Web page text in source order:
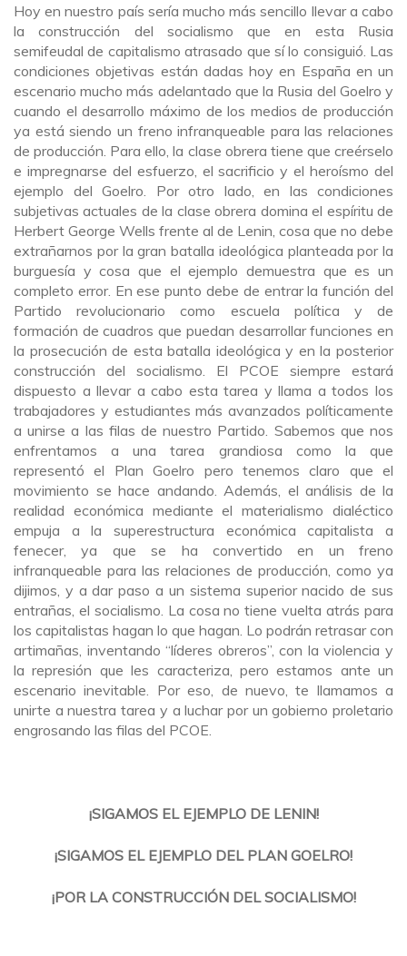
Hoy en nuestro país sería mucho más sencillo llevar a cabo
la construcción del socialismo que en esta Rusia
semifeudal de capitalismo atrasado que sí lo consiguió. Las
condiciones objetivas están dadas hoy en España en un
escenario mucho más adelantado que la Rusia del Goelro y
cuando el desarrollo máximo de los medios de producción
ya está siendo un freno infranqueable para las relaciones
de producción. Para ello, la clase obrera tiene que creérselo
e impregnarse del esfuerzo, el sacrificio y el heroísmo del
ejemplo del Goelro. Por otro lado, en las condiciones
subjetivas actuales de la clase obrera domina el espíritu de
Herbert George Wells frente al de Lenin, cosa que no debe
extrañarnos por la gran batalla ideológica planteada por la
burguesía y cosa que el ejemplo demuestra que es un
completo error. En ese punto debe de entrar la función del
Partido revolucionario como escuela política y de
formación de cuadros que puedan desarrollar funciones en
la prosecución de esta batalla ideológica y en la posterior
construcción del socialismo. El PCOE siempre estará
dispuesto a llevar a cabo esta tarea y llama a todos los
trabajadores y estudiantes más avanzados políticamente
a unirse a las filas de nuestro Partido. Sabemos que nos
enfrentamos a una tarea grandiosa como la que
representó el Plan Goelro pero tenemos claro que el
movimiento se hace andando. Además, el análisis de la
realidad económica mediante el materialismo dialéctico
empuja a la superestructura económica capitalista a
fenecer, ya que se ha convertido en un freno
infranqueable para las relaciones de producción, como ya
dijimos, y a dar paso a un sistema superior nacido de sus
entrañas, el socialismo. La cosa no tiene vuelta atrás para
los capitalistas hagan lo que hagan. Lo podrán retrasar con
artimañas, inventando “líderes obreros”, con la violencia y
la represión que les caracteriza, pero estamos ante un
escenario inevitable. Por eso, de nuevo, te llamamos a
unirte a nuestra tarea y a luchar por un gobierno proletario
engrosando las filas del PCOE.
¡SIGAMOS EL EJEMPLO DE LENIN!
¡SIGAMOS EL EJEMPLO DEL PLAN GOELRO!
¡POR LA CONSTRUCCIÓN DEL SOCIALISMO!